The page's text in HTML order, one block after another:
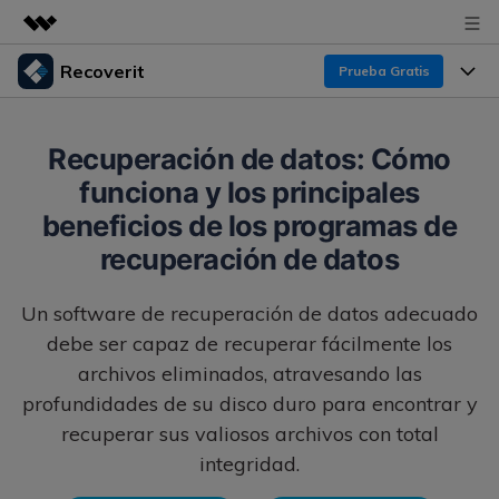
Productos destacados
Utilidades
Empresas
Resumen
Soluciones
Quiénes somos
Tienda
Soporte
Recoverit Prueba Gratis
Recoverit para Windows
Líder en recuperación para Windows
Recoverit para Mac
Recupera datos ilimitados del sistema Mac
Pruébalo Gratis
Funciones
Recuperar de Unidades
Recuperar Medios Borrados
Soluciones de Recuperación Exclusivas Nuevo
Recuperar Documentos
Escenarios de Pérdida de Datos
Por qué Recoverit
Experto en Recuperación de Datos
Historias de Clientes
Guía
Recuperación de datos: Cómo
funciona y los principales
beneficios de los programas de
recuperación de datos
Un software de recuperación de datos adecuado
debe ser capaz de recuperar fácilmente los
archivos eliminados, atravesando las
profundidades de su disco duro para encontrar y
recuperar sus valiosos archivos con total
integridad.